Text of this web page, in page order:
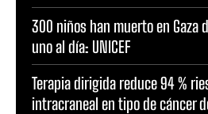
300 niños han muerto en Gaza
uno al día: UNICEF
Terapia dirigida reduce 94 %
intracraneal en tipo de cáncer